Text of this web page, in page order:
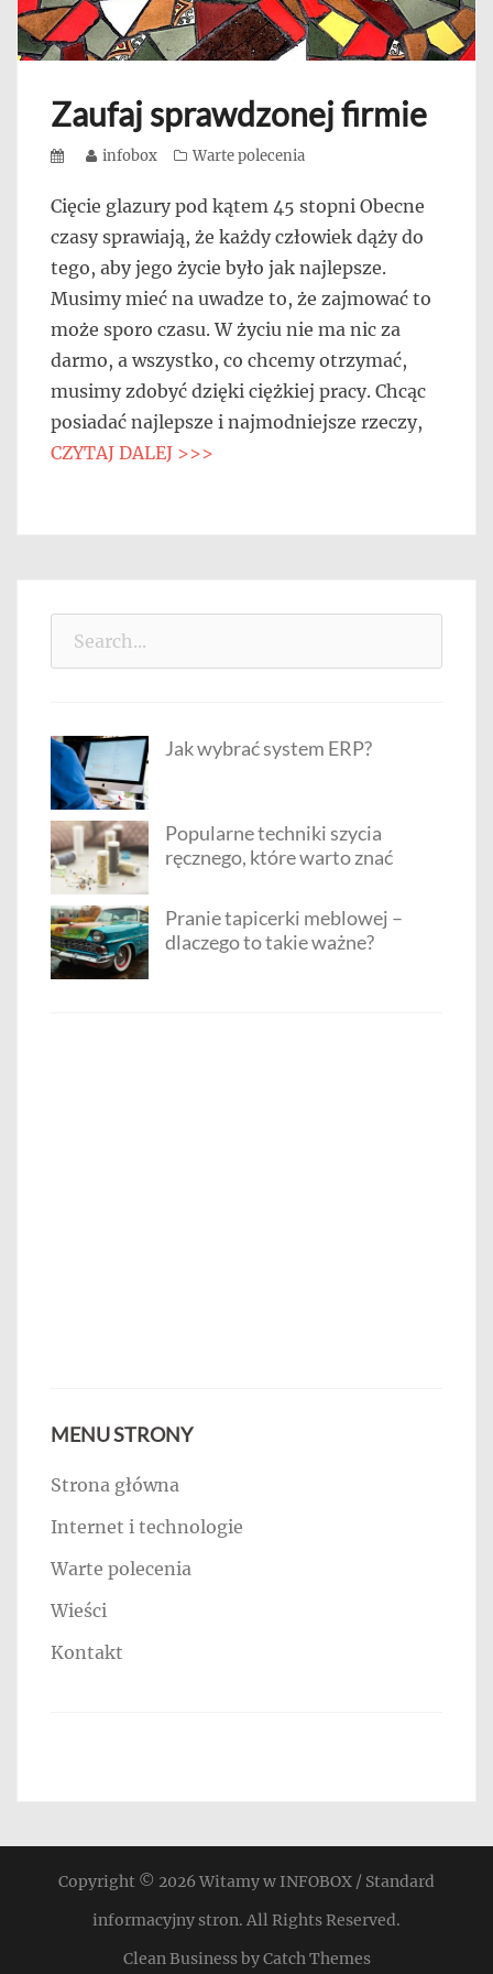
Zaufaj sprawdzonej firmie
PostedAuthor
infobox Categories
Warte polecenia
Cięcie glazury pod kątem 45 stopni Obecne
czasy sprawiają, że każdy człowiek dąży do
tego, aby jego życie było jak najlepsze.
Musimy mieć na uwadze to, że zajmować to
może sporo czasu. W życiu nie ma nic za
darmo, a wszystko, co chcemy otrzymać,
musimy zdobyć dzięki ciężkiej pracy. Chcąc
posiadać najlepsze i najmodniejsze rzeczy,
CZYTAJ DALEJ >>>
Jak wybrać system ERP?
Popularne techniki szycia
ręcznego, które warto znać
Pranie tapicerki meblowej –
dlaczego to takie ważne?
MENU STRONY
Strona główna
Internet i technologie
Warte polecenia
Wieści
Kontakt
Copyright © 2026Witamy w INFOBOX / Standard
informacyjny stron. All Rights Reserved.
Clean Business byCatch Themes